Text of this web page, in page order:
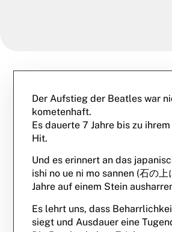
Der Aufstieg der Beatles war
kometenhaft.
Es dauerte 7 Jahre bis zu ihrem
Hit.
Und es erinnert an das
ishi no ue ni mo sannen (石の上
Jahre auf einem Stein
Es lehrt uns, dass
siegt und Ausdauer eine